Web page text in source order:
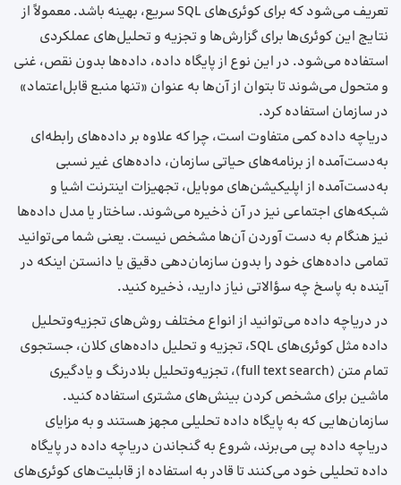
تعریف می‌شود که برای کوئری‌های SQL سریع، بهینه باشد. معمولاً از
نتایج این کوئری‌ها برای گزارش‌ها و تجزیه‌ و تحلیل‌های عملکردی
استفاده می‌شود. در این نوع از پایگاه داده، داده‌ها بدون نقص، غنی
و متحول می‌شوند تا بتوان از آن‌ها به عنوان «تنها منبع قابل‌اعتماد»
در سازمان استفاده کرد.
دریاچه داده کمی متفاوت است، چرا که علاوه بر داده‌های رابطه‌ای
به‌دست‌آمده از برنامه‌های حیاتی سازمان، داده‌های غیر نسبی
به‌دست‌آمده از اپلیکیشن‌های موبایل، تجهیزات اینترنت اشیا و
شبکه‌های اجتماعی نیز در آن ذخیره می‌شوند. ساختار یا مدل داده‌ها
نیز هنگام به دست آوردن آن‌ها مشخص نیست. یعنی شما می‌توانید
تمامی داده‌های خود را بدون سازمان‌دهی دقیق یا دانستن اینکه در
آینده به پاسخ چه سؤالاتی نیاز دارید، ذخیره کنید.
در دریاچه داده می‌توانید از انواع مختلف روش‌های تجزیه‌وتحلیل
داده مثل کوئری‌های SQL، تجزیه‌ و تحلیل داده‌های کلان، جستجوی
تمام متن (full text search)، تجزیه‌وتحلیل بلادرنگ و یادگیری
ماشین برای مشخص کردن بینش‌های مشتری استفاده کنید.
سازمان‌هایی که به پایگاه داده تحلیلی مجهز هستند و به مزایای
دریاچه داده پی می‌برند، شروع به گنجاندن دریاچه داده در پایگاه
داده تحلیلی خود می‌کنند تا قادر به استفاده از قابلیت‌های کوئری‌های